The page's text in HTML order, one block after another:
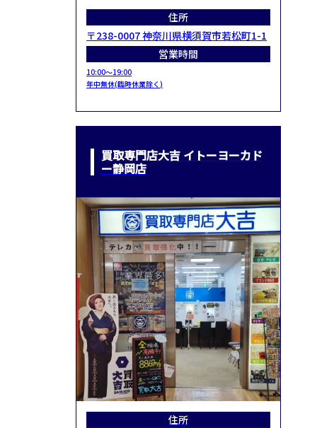
住所
〒238-0007 神奈川県横須賀市若松町1-1
営業時間
10:00～19:00
年中無休(臨時休業除く)
買取専門店大吉 イトーヨーカド
ー静岡店
住所